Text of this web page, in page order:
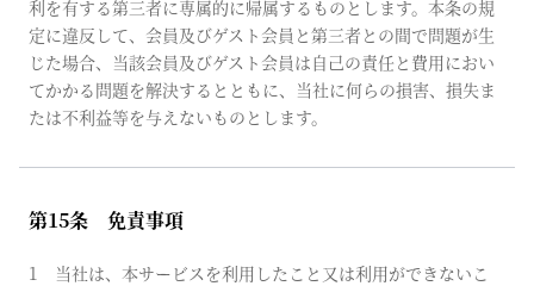
利を有する第三者に専属的に帰属するものとします。本条の規
定に違反して、会員及びゲスト会員と第三者との間で問題が生
じた場合、当該会員及びゲスト会員は自己の責任と費用におい
てかかる問題を解決するとともに、当社に何らの損害、損失ま
たは不利益等を与えないものとします。
第15条 免責事項
1 当社は、本サービスを利用したこと又は利用ができないこ